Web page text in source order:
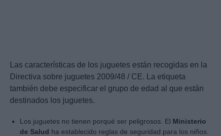
Las características de los juguetes están recogidas en la
Directiva sobre juguetes 2009/48 / CE. La etiqueta
también debe especificar el grupo de edad al que están
destinados los juguetes.
Los juguetes no tienen porqué ser peligrosos. El Ministerio
de Salud ha establecido reglas de seguridad para los niños.